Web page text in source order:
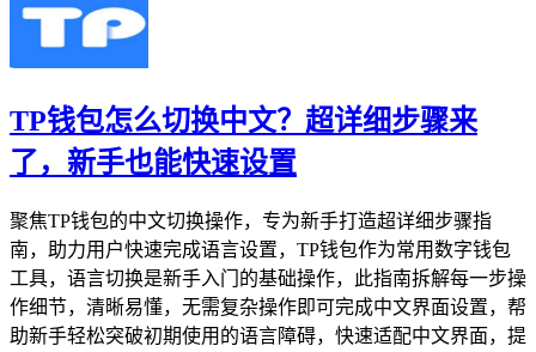
TP钱包怎么切换中文？超详细步骤来
了，新手也能快速设置
聚焦TP钱包的中文切换操作，专为新手打造超详细步骤指
南，助力用户快速完成语言设置，TP钱包作为常用数字钱包
工具，语言切换是新手入门的基础操作，此指南拆解每一步操
作细节，清晰易懂，无需复杂操作即可完成中文界面设置，帮
助新手轻松突破初期使用的语言障碍，快速适配中文界面，提